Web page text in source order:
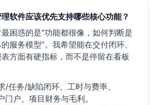
软件应该优先支持哪些核心功能？
困惑的是“功能都很像，如何判断是
服务模型”。我希望能在交付闭环、
方面有硬指标，而不是停留在看板
/任务/缺陷闭环、工时与费率、
门户、项目财务与毛利。